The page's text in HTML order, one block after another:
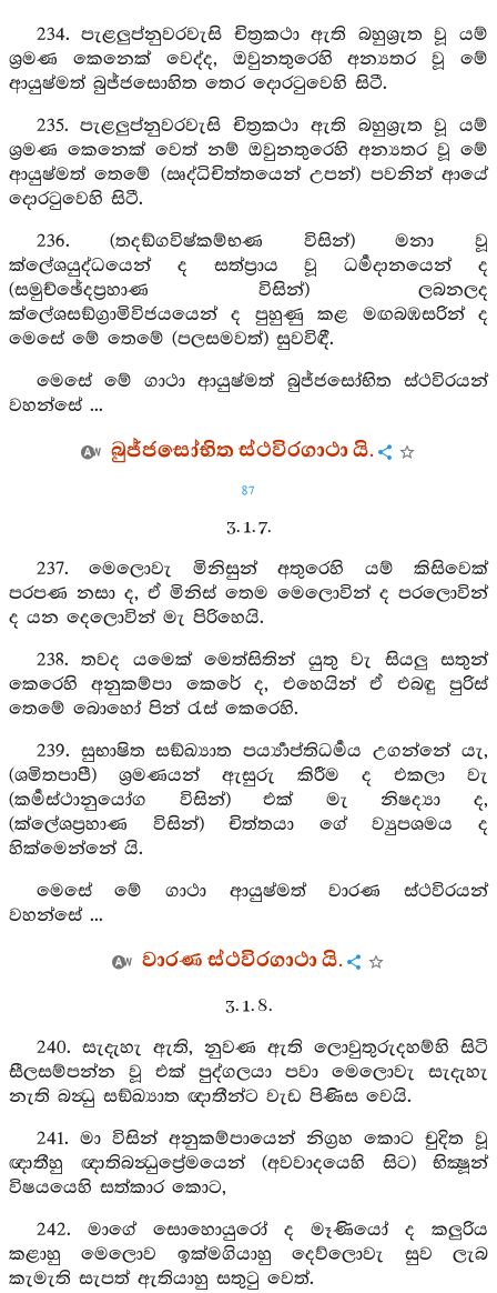
234. පැළලුප්නුවරවැසි චිත්‍රකථා ඇති බහුශ්‍රුත වූ යම්
ශ්‍රමණ කෙනෙක් වෙද්ද, ඔවුනතුරෙහි අන්‍යතර වූ මේ
ආයුෂ්මත් බුජ්ජසොහිත තෙර දොරටුවෙහි සිටී.
235. පැළලුප්නුවරවැසි චිත්‍රකථා ඇති බහුශ්‍රුත වූ යම්
ශ්‍රමණ කෙනෙක් වෙත් නම් ඔවුනතුරෙහි අන්‍යතර වූ මේ
ආයුෂ්මත් තෙමේ (ඍද්ධිචිත්තයෙන් උපන්) පවනින් ආයේ
දොරටුවෙහි සිටී.
236. (තදඞ්ගවිෂ්කම්භණ විසින්) මනා වූ
ක්ලේශයුද්ධයෙන් ද සත්ප්‍රාය වූ ධර්‍මදානයෙන් ද
(සමුච්ඡේදප්‍රහාණ විසින්) ලබනලද
ක්ලේශසඞ්ග්‍රාමිවිජයයෙන් ද පුහුණු කළ මඟබඹසරින් ද
මෙසේ මේ තෙමේ (පලසමවත්) සුවවිඳී.
මෙසේ මේ ගාථා ආයුෂ්මත් බුජ්ජසෝභිත ස්ථවිරයන්
වහන්සේ ...
බුජ්ජසෝභිත ස්ථවිරගාථා යි.
87
3. 1. 7.
237. මෙලොවැ මිනිසුන් අතුරෙහි යම් කිසිවෙක්
පරපණ නසා ද, ඒ මිනිස් තෙම මෙලොවින් ද පරලොවින්
ද යන දෙලොවින් මැ පිරිහෙයි.
238. තවද යමෙක් මෙත්සිතින් යුතු වැ සියලු සතුන්
කෙරෙහි අනුකම්පා කෙරේ ද, එහෙයින් ඒ එබඳු පුරිස්
තෙමේ බොහෝ පින් රැස් කෙරෙහි.
239. සුභාෂිත සඞ්ඛ්‍යාත පර්‍ය්‍යාප්තිධර්‍මය උගන්නේ යැ,
(ශමිතපාපී) ශ්‍රමණයන් ඇසුරු කිරීම ද එකලා වැ
(කර්‍මස්ථානුයෝග විසින්) එක් මැ නිෂද්‍යා ද,
(ක්ලේශප්‍රහාණ විසින්) චිත්තයා ගේ ව්‍යුපශමය ද
හික්මෙන්නේ යි.
මෙසේ මේ ගාථා ආයුෂ්මත් වාරණ ස්ථවිරයන්
වහන්සේ ...
වාරණ ස්ථවිරගාථා යි.
3. 1. 8.
240. සැදැහැ ඇති, නුවණ ඇති ලොවුතුරුදහම්හි සිටි
සීලසම්පන්න වූ එක් පුද්ගලයා පවා මෙලොවැ සැදැහැ
නැති බන්‍ධු සඞ්ඛ්‍යාත ඥාතීන්ට වැඩ පිණිස වෙයි.
241. මා විසින් අනුකම්පායෙන් නිග්‍රහ කොට චුදිත වූ
ඥාතීහු ඥාතිබන්‍ධුප්‍රේමයෙන් (අවවාදයෙහි සිට) භික්‍ෂූන්
විෂයයෙහි සත්කාර කොට,
242. මාගේ සොහොයුරෝ ද මෑණියෝ ද කලුරිය
කළාහු මෙලොව ඉක්මගියාහු දෙව්ලොවැ සුව ලැබ
කැමැති සැපත් ඇතියාහු සතුටු වෙත්.